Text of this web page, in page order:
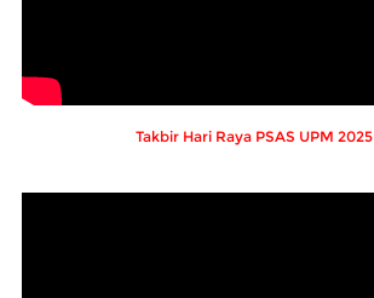
Takbir Hari Raya PSAS UPM 2025